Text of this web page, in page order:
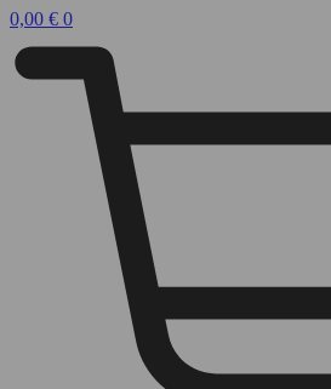
0,00 € 0